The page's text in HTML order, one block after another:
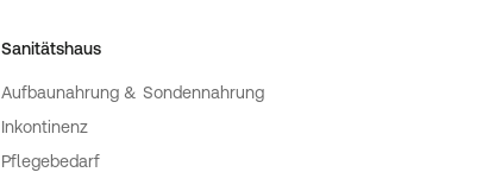
Sanitätshaus
Aufbaunahrung & Sondennahrung
Inkontinenz
Pflegebedarf